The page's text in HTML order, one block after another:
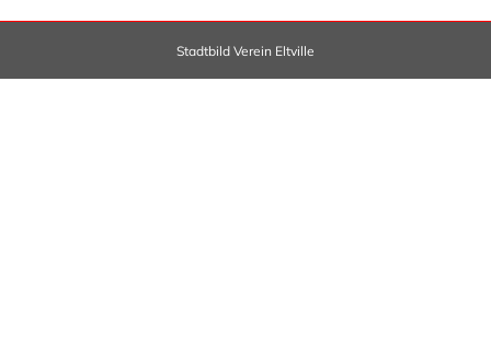
Stadtbild Verein Eltville